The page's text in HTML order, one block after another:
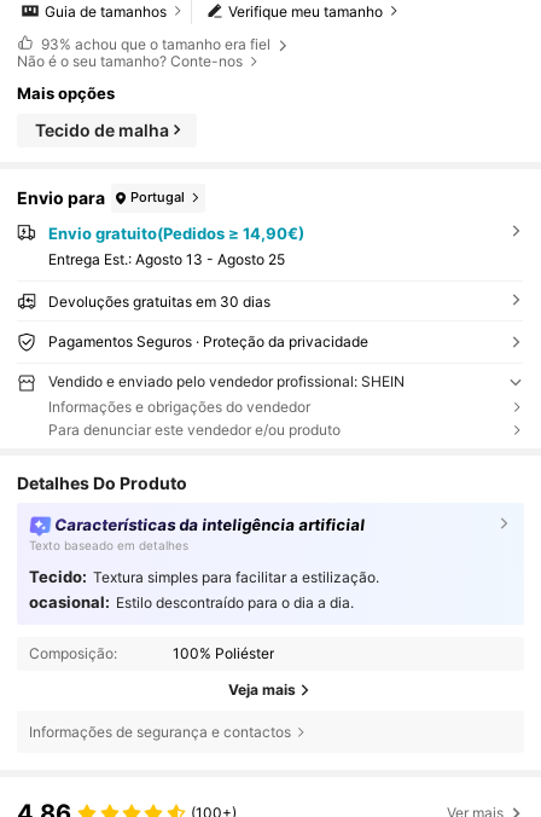
Verifique meu tamanho
Guia de tamanhos
93% achou que o tamanho era fiel
Não é o seu tamanho? Conte-nos
Mais opções
Tecido de malha
Envio para Portugal
Envio gratuito(Pedidos ≥ 14,90€)
Entrega Est.: Agosto 13 - Agosto 25
Devoluções gratuitas em 30 dias
Pagamentos Seguros · Proteção da privacidade
Vendido e enviado pelo vendedor profissional: SHEIN
Informações e obrigações do vendedor
Para denunciar este vendedor e/ou produto
Detalhes Do Produto
Características da inteligência artificial
Texto baseado em detalhes
Tecido: Textura simples para facilitar a estilização.
ocasional: Estilo descontraído para o dia a dia.
Composição: 100% Poliéster
Veja mais
Informações de segurança e contactos
(100+) Ver mais